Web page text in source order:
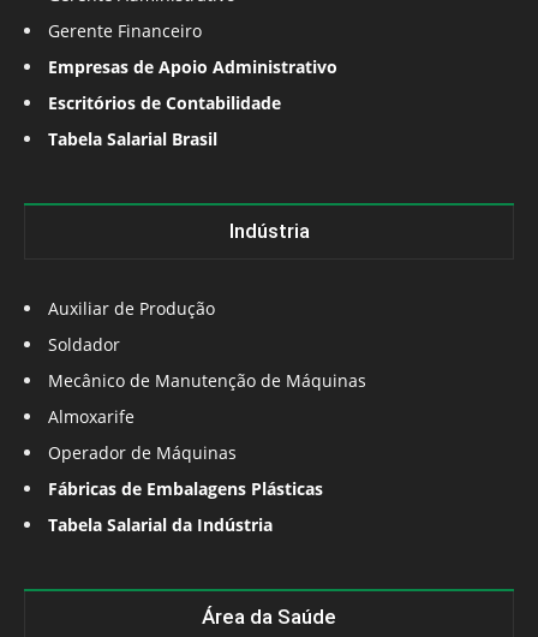
Gerente Financeiro
Empresas de Apoio Administrativo
Escritórios de Contabilidade
Tabela Salarial Brasil
Indústria
Auxiliar de Produção
Soldador
Mecânico de Manutenção de Máquinas
Almoxarife
Operador de Máquinas
Fábricas de Embalagens Plásticas
Tabela Salarial da Indústria
Área da Saúde